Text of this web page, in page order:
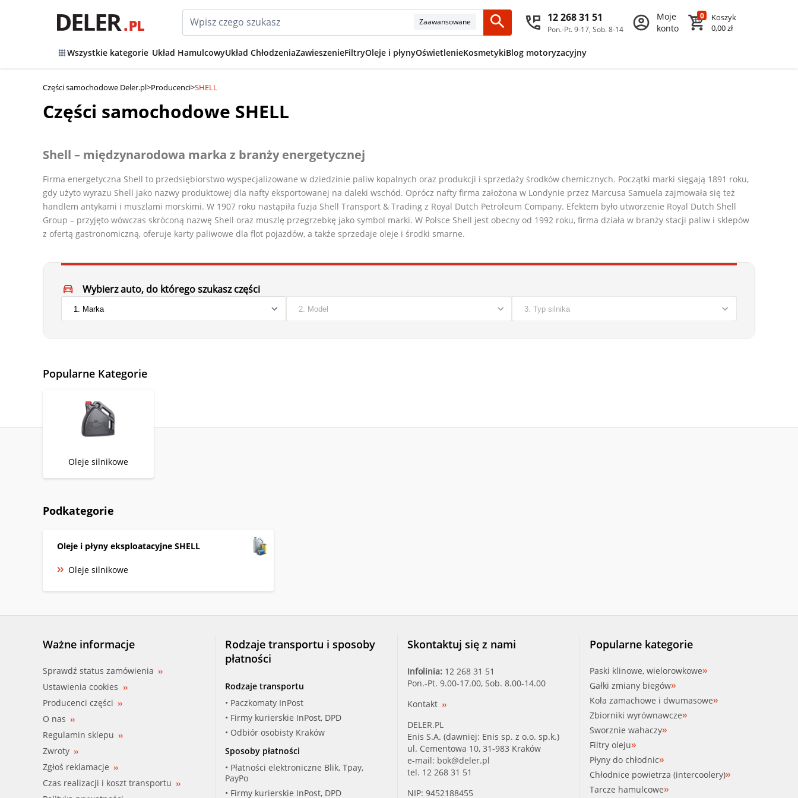
Zaawansowane 12 268 31 51
Pon.-Pt. 9-17, Sob. 8-14
Moje
konto
0
Koszyk
0,00 zł
Wszystkie kategorie Układ HamulcowyUkład ChłodzeniaZawieszenieFiltryOleje i płynyOświetlenieKosmetykiBlog motoryzacyjny
Części samochodowe Deler.pl>Producenci>SHELL
Części samochodowe SHELL
Shell – międzynarodowa marka z branży energetycznej
Firma energetyczna Shell to przedsiębiorstwo wyspecjalizowane w dziedzinie paliw kopalnych oraz produkcji i sprzedaży środków chemicznych. Początki marki sięgają 1891 roku,
gdy użyto wyrazu Shell jako nazwy produktowej dla nafty eksportowanej na daleki wschód. Oprócz nafty firma założona w Londynie przez Marcusa Samuela zajmowała się też
handlem antykami i muszlami morskimi. W 1907 roku nastąpiła fuzja Shell Transport & Trading z Royal Dutch Petroleum Company. Efektem było utworzenie Royal Dutch Shell
Group – przyjęto wówczas skróconą nazwę Shell oraz muszlę przegrzebkę jako symbol marki. W Polsce Shell jest obecny od 1992 roku, firma działa w branży stacji paliw i sklepów
z ofertą gastronomiczną, oferuje karty paliwowe dla flot pojazdów, a także sprzedaje oleje i środki smarne.
Wybierz auto, do którego szukasz części
Popularne Kategorie
Oleje silnikowe
Podkategorie
Oleje i płyny eksploatacyjne SHELL
Oleje silnikowe
Ważne informacje
Sprawdź status zamówienia
Ustawienia cookies
Producenci części
O nas
Regulamin sklepu
Zwroty
Zgłoś reklamacje
Czas realizacji i koszt transportu
Rodzaje transportu i sposoby
płatności
Rodzaje transportu
• Paczkomaty InPost
• Firmy kurierskie InPost, DPD
• Odbiór osobisty Kraków
Sposoby płatności
• Płatności elektroniczne Blik, Tpay,
PayPo
• Firmy kurierskie InPost, DPD
Skontaktuj się z nami
Infolinia: 12 268 31 51
Pon.-Pt. 9.00-17.00, Sob. 8.00-14.00
Kontakt
DELER.PL
Enis S.A. (dawniej: Enis sp. z o.o. sp.k.)
ul. Cementowa 10, 31-983 Kraków
e-mail: bok@deler.pl
tel. 12 268 31 51
NIP: 9452188455
Popularne kategorie
Paski klinowe, wielorowkowe
Gałki zmiany biegów
Koła zamachowe i dwumasowe
Zbiorniki wyrównawcze
Sworznie wahaczy
Filtry oleju
Płyny do chłodnic
Chłodnice powietrza (intercoolery)
Tarcze hamulcowe